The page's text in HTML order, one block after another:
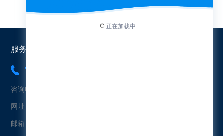
服务热线：
18565454573
咨询电话：18565454573（冯先生）
网址：www.uetersen.cn
邮箱：uetersen@163.com